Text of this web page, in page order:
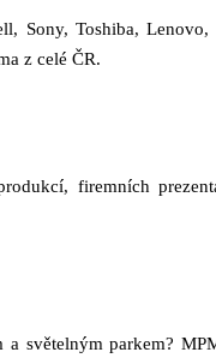
Sony, Toshiba,
z celé ČR.
firemních
světelným parkem?